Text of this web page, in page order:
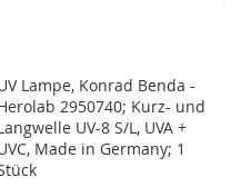
Lampe, Konrad Benda -
2950740; Kurz- und
UV-8 S/L, UVA +
Made in Germany; 1